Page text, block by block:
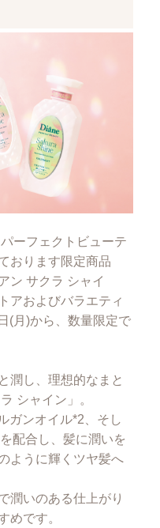
ーフェクトビューテ
おります限定商品
ン サクラ シャイ
アおよびバラエティ
(月)から、数量限定で
潤し、理想的なまと
シャイン」。
ガンオイル*2、そし
配合し、髪に潤いを
ように輝くツヤ髪へ
潤いのある仕上がり
めです。